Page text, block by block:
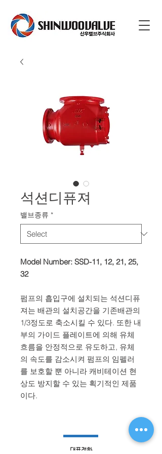
석션디퓨져
밸브종류 *
Model Number: SSD-11, 12, 21, 25,
32
펌프의 흡입구에 설치되는 석션디퓨
져는 배관의 설치공간을 기존배관의
1/3정도로 축소시킬 수 있다. 또한 내
부의 가이드 플레이트에 의해 유체
흐름을 안정적으로 유도하고, 유체
의 속도를 감소시켜 펌프의 임펠러
를 보호할 뿐 아니라 캐비테이션 현
상도 방지할 수 있는 획기적인 제품
이다.
​대표전화